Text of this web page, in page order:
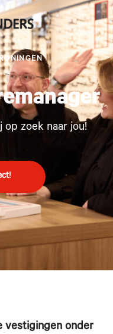
op zoek naar jou!
vestigingen onder